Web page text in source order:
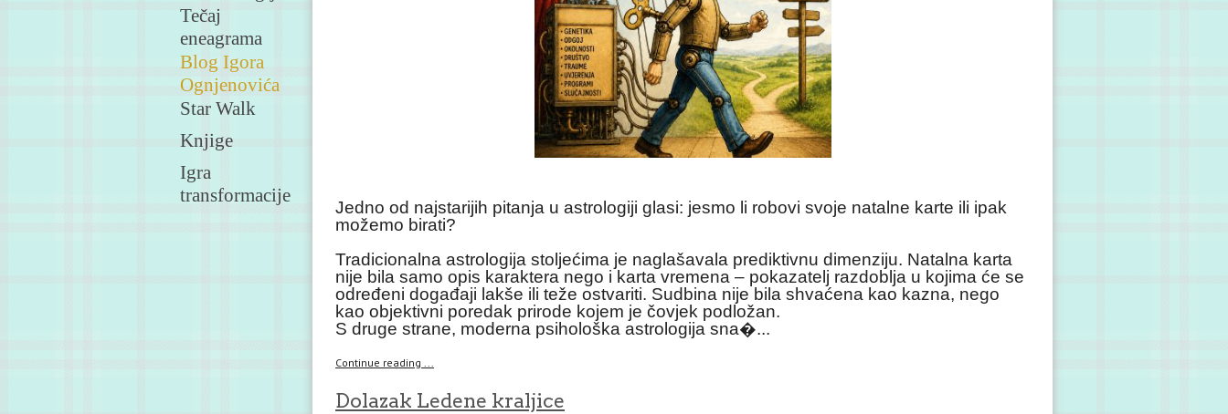
Tečaj
eneagrama
Blog Igora
Ognjenovića
Star Walk
Knjige
Igra
transformacije
Jedno od najstarijih pitanja u astrologiji glasi: jesmo li robovi svoje natalne karte ili ipak
možemo birati?
Tradicionalna astrologija stoljećima je naglašavala prediktivnu dimenziju. Natalna karta
nije bila samo opis karaktera nego i karta vremena – pokazatelj razdoblja u kojima će se
određeni događaji lakše ili teže ostvariti. Sudbina nije bila shvaćena kao kazna, nego
kao objektivni poredak prirode kojem je čovjek podložan.
S druge strane, moderna psihološka astrologija sna�...
Continue reading ...
Dolazak Ledene kraljice